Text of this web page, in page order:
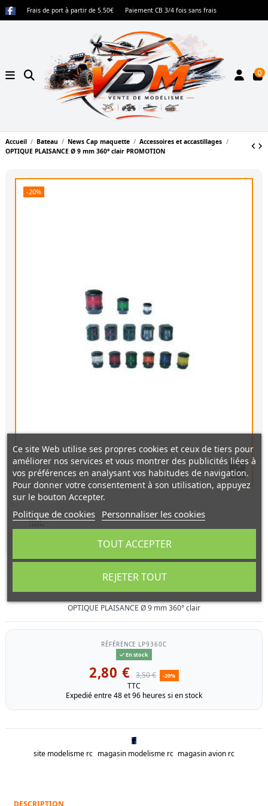
Frais de port à partir de 5.50€ Paiement CB 3/4 fois sans frais
0
Accueil Bateau News Cap maquette
Accessoires et accastillages
OPTIQUE PLAISANCE Ø 9 mm 360° clair PROMOTION
-20%
OPTIQUE PLAISANCE Ø 9 mm 360° clair
OPTIQUE PLAISANCE Ø 9 mm 360° clair
RÉFÉRENCE LP9360C
En stock
2,80 € 3,50 € -20%
TTC
Expedié entre 48 et 96 heures si en stock
site modelisme rc magasin modelisme rc magasin avion rc
DESCRIPTION
Ce site Web utilise ses propres cookies et ceux de tiers pour
améliorer nos services et vous montrer des publicités liées à
vos préférences en analysant vos habitudes de navigation.
Pour donner votre consentement à son utilisation, appuyez
sur le bouton Accepter.
Politique de cookies Personnaliser les cookies
REJETER TOUT
TOUT ACCEPTER